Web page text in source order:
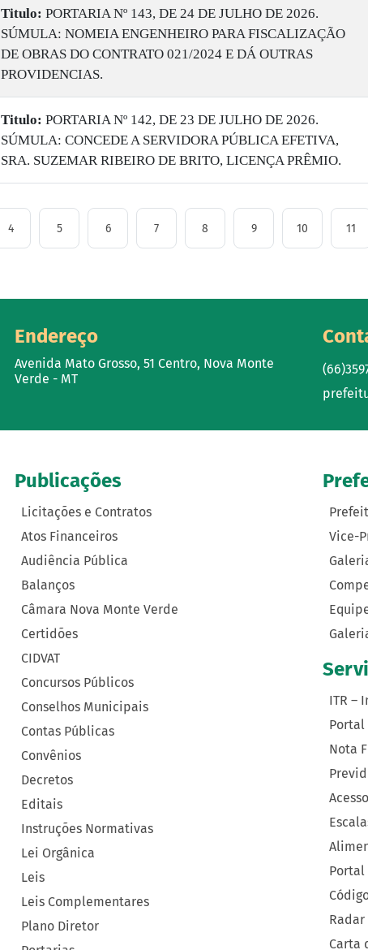
Titulo: PORTARIA Nº 143, DE 24 DE JULHO DE 2026.
SÚMULA: NOMEIA ENGENHEIRO PARA FISCALIZAÇÃO
DE OBRAS DO CONTRATO 021/2024 E DÁ OUTRAS
PROVIDENCIAS.
Titulo: PORTARIA Nº 142, DE 23 DE JULHO DE 2026.
SÚMULA: CONCEDE A SERVIDORA PÚBLICA EFETIVA,
SRA. SUZEMAR RIBEIRO DE BRITO, LICENÇA PRÊMIO.
4 5 6 7 8 9 10 11
Endereço
Avenida Mato Grosso, 51 Centro, Nova Monte
Verde - MT
Publicações
Licitações e Contratos
Atos Financeiros
Audiência Pública
Balanços
Câmara Nova Monte Verde
Certidões
CIDVAT
Concursos Públicos
Conselhos Municipais
Contas Públicas
Convênios
Decretos
Editais
Instruções Normativas
Lei Orgânica
Leis
Leis Complementares
Plano Diretor
Vice-
ITR –
Portal
Nota
Radar
Carta